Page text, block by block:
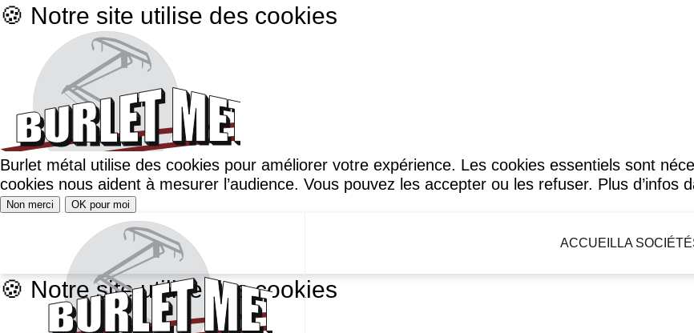
🍪 Notre site utilise des cookies
Burlet métal utilise des cookies pour améliorer votre expérience. Les cookies essentiels sont
cookies nous aident à mesurer l’audience. Vous pouvez les accepter ou les refuser. Plus d’infos
Non merci OK pour moi
ACCUEIL LA SOCIÉTÉ
🍪 Notre site utilise des cookies